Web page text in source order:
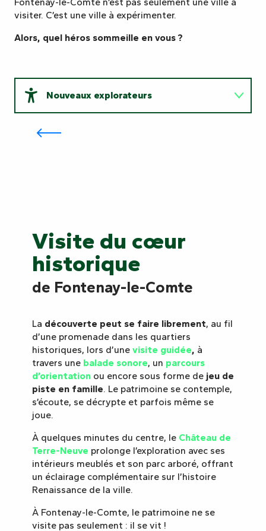
visiter. C’est une ville à expérimenter.
Alors, quel héros sommeille en vous ?
Nouveaux explorateurs
Nouveaux
Gardiens
Passeurs
Visite du cœur
historique
de Fontenay-le-Comte
La découverte peut se faire librement, au fil
d’une promenade dans les quartiers
historiques, lors d’une visite guidée, à
travers une balade sonore, un parcours
d’orientation ou encore sous forme de jeu de
piste en famille. Le patrimoine se contemple,
s’écoute, se décrypte et parfois même se
joue.
À quelques minutes du centre, le Château de
Terre-Neuve prolonge l’exploration avec ses
intérieurs meublés et son parc arboré, offrant
un éclairage complémentaire sur l’histoire
Renaissance de la ville.
À Fontenay-le-Comte, le patrimoine ne se
visite pas seulement : il se vit !